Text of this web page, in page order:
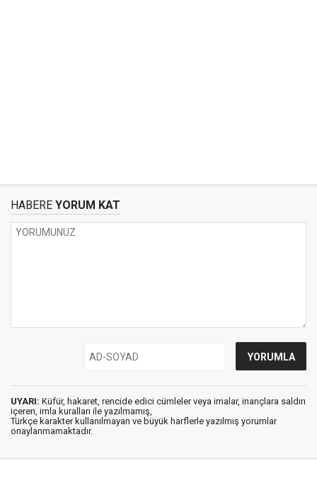
HABERE YORUM KAT
UYARI: Küfür, hakaret, rencide edici cümleler veya imalar, inançlara saldırı
içeren, imla kuralları ile yazılmamış,
Türkçe karakter kullanılmayan ve büyük harflerle yazılmış yorumlar
onaylanmamaktadır.